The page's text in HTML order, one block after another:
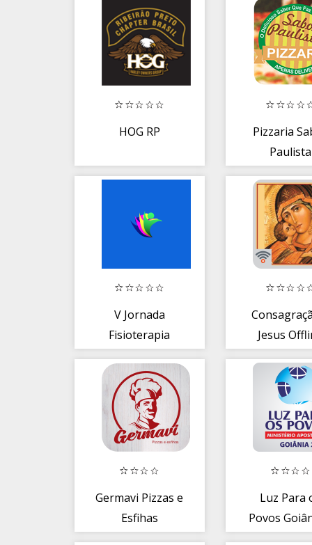
HOG RP
Pizzaria
Paulista
V Jornada
Fisioterapia
Jesus
Germavi Pizzas e
Esfihas
Luz Para
Povos